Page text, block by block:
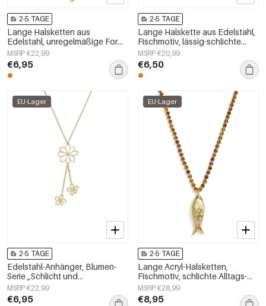
2-5 TAGE
Lange Halsketten aus
Edelstahl, unregelmäßige Form,
schlichte Alltags-Serie,
Damenschmuck
MSRP €22,99
€6,95
2-5 TAGE
Lange Halskette aus Edelstahl,
Fischmotiv, lässig-schlichte
Serie, Damenschmuck
MSRP €20,99
€6,50
EU-Lager
2-5 TAGE
Edelstahl-Anhänger, Blumen-
Serie „Schlicht und
alltagstauglich“,
Damenschmuck
MSRP €22,99
€6,95
EU-Lager
2-5 TAGE
Lange Acryl-Halsketten,
Fischmotiv, schlichte Alltags-
Serie, Damenschmuck
MSRP €28,99
€8,95